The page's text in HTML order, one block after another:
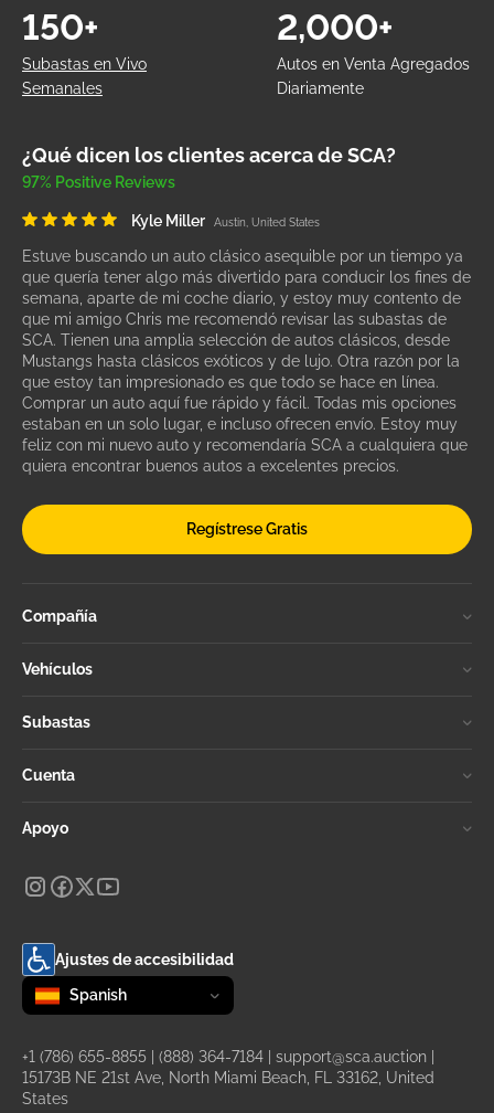
Subastas en Vivo
Semanales
150+
Autos en Venta Agregados
Diariamente
2,000+
¿Qué dicen los clientes acerca de SCA?
97% Positive Reviews
Kyle Miller Austin, United States
Estuve buscando un auto clásico asequible por un tiempo ya
que quería tener algo más divertido para conducir los fines de
semana, aparte de mi coche diario, y estoy muy contento de
que mi amigo Chris me recomendó revisar las subastas de
SCA. Tienen una amplia selección de autos clásicos, desde
Mustangs hasta clásicos exóticos y de lujo. Otra razón por la
que estoy tan impresionado es que todo se hace en línea.
Comprar un auto aquí fue rápido y fácil. Todas mis opciones
estaban en un solo lugar, e incluso ofrecen envío. Estoy muy
feliz con mi nuevo auto y recomendaría SCA a cualquiera que
quiera encontrar buenos autos a excelentes precios.
Regístrese Gratis
Compañía
Vehículos
Subastas
Cuenta
Apoyo
Ajustes de accesibilidad
Change language
selected
Spanish
+1 (786) 655-8855 (888) 364-7184 support@sca.auction
15173B NE 21st Ave, North Miami Beach, FL 33162, United
States